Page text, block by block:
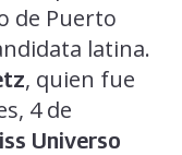
de Puerto
latina.
, quien fue
4 de
Universo